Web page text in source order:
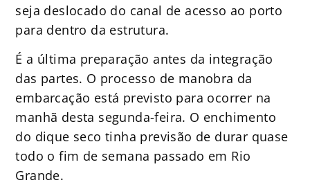
seja deslocado do canal de acesso ao porto
para dentro da estrutura.
É a última preparação antes da integração
das partes. O processo de manobra da
embarcação está previsto para ocorrer na
manhã desta segunda-feira. O enchimento
do dique seco tinha previsão de durar quase
todo o fim de semana passado em Rio
Grande.